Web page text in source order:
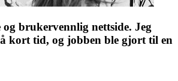
og brukervennlig nettside. Jeg
kort tid, og jobben ble gjort til en